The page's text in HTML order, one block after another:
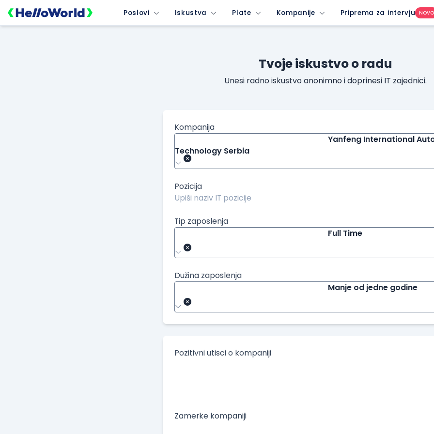
Poslovi Iskustva Plate Kompanije Priprema za intervju NOVO
Tvoje iskustvo o radu
Unesi radno iskustvo anonimno i doprinesi IT zajednici.
Kompanija
Yanfeng International
Technology Serbia
Pozicija
Tip zaposlenja
Full Time
Dužina zaposlenja
Manje od jedne godine
Pozitivni utisci o kompaniji
Zamerke kompaniji